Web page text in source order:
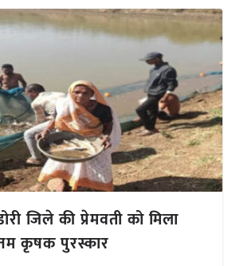
जिले की प्रेमवती को मिला
कृषक पुरस्कार